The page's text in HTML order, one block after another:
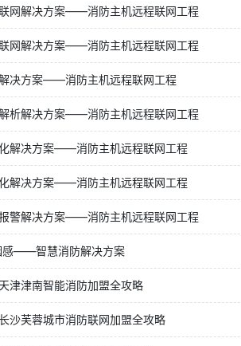
网解决方案——消防主机远程联网工程
网解决方案——消防主机远程联网工程
决方案——消防主机远程联网工程
析解决方案——消防主机远程联网工程
解决方案——消防主机远程联网工程
解决方案——消防主机远程联网工程
警解决方案——消防主机远程联网工程
感——智慧消防解决方案
津津南智能消防加盟全攻略
沙芙蓉城市消防联网加盟全攻略